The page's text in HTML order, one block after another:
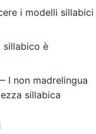
i modelli sillabici
è
I non madrelingua
sillabica